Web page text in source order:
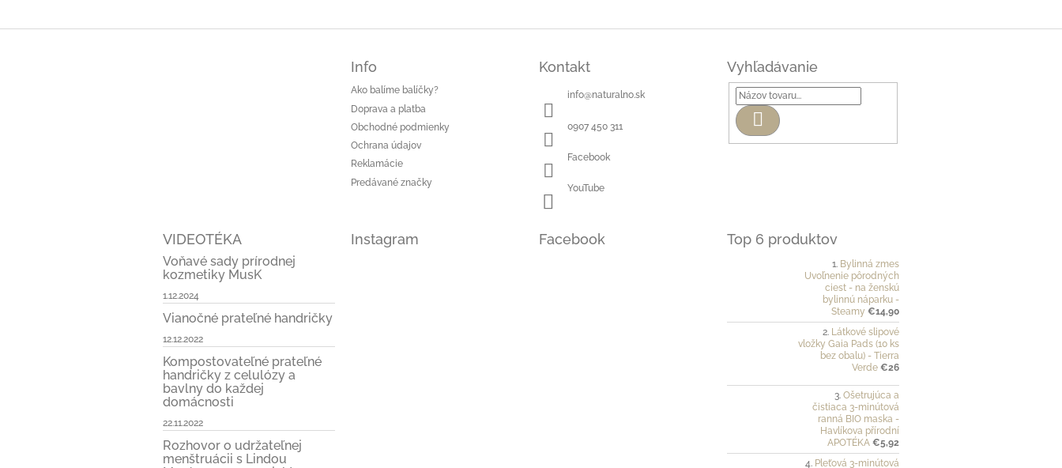
a
Info
Ako balíme balíčky?
Doprava a platba
Obchodné podmienky
Ochrana údajov
Reklamácie
Predávané značky
Kontakt
info@naturalno.sk
0907 450 311
Facebook
YouTube
Vyhľadávanie
Hľadať
VIDEOTÉKA
Voňavé sady prírodnej
kozmetiky MusK
1.12.2024
Vianočné prateľné handričky
12.12.2022
Kompostovateľné prateľné
handričky z celulózy a
bavlny do každej
domácnosti
22.11.2022
Rozhovor o udržateľnej
menštruácii s Lindou
Instagram Facebook Top 6 produktov
Bylinná zmes
Uvoľnenie pôrodných
ciest - na ženskú
bylinnú náparku -
Steamy €14,90
Látkové slipové
vložky Gaia Pads (10 ks
bez obalu) - Tierra
Verde €26
Ošetrujúca a
čistiaca 3-minútová
ranná BIO maska -
Havlíkova přírodní
APOTÉKA €5,92
Pleťová 3-minútová